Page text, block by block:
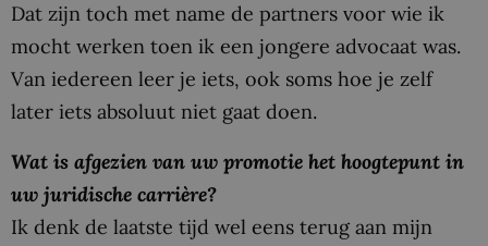
Dat zijn toch met name de partners voor wie ik
mocht werken toen ik een jongere advocaat was.
Van iedereen leer je iets, ook soms hoe je zelf
later iets absoluut niet gaat doen.
Wat is afgezien van uw promotie het hoogtepunt in
uw juridische carrière?
Ik denk de laatste tijd wel eens terug aan mijn